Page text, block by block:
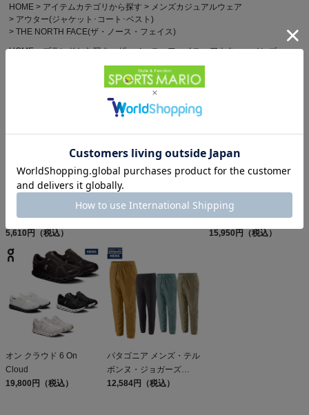
HOME アイテムカテゴリから探す
メンズカジュアルウェア
アウター(ジャケット･コート･ベスト)
THE NORTH FACE(ザ・ノース・フェイス)
HOME
ブランドから探す ザ・ノース・フェイス アウター メンズ
他のお客様はこちらの商品も見ています
パタゴニア スリーブレ
ス・キャプリーン・クー
ル・デイリー・シャツ
Patagonia Sleeveless
Capilene Cool Daily
5,610円（税込）
オン クラブT On Club T
6,600円（税込）
パタゴニア レフュジオ・
デイパック 26L
PATAGONIA REFUGIO
15,950円（税込）
オン クラウド 6 On
Cloud
19,800円（税込）
パタゴニア メンズ・テル
ボンヌ・ジョガーズ
PATAGONIA MS
12,584円（税込）